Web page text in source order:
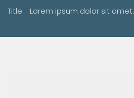
Title
Lorem ipsum dolor sit amet.